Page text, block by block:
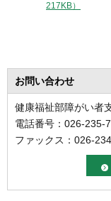
217KB）
お問い合わせ
健康福祉部障がい者
電話番号：026-235-
ファックス：026-